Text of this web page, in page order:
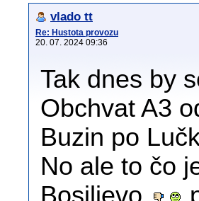
vlado tt
Re: Hustota provozu
20. 07. 2024 09:36
Tak dnes by
Obchvat A3
Buzin po
No ale to čo
Bosiljevo